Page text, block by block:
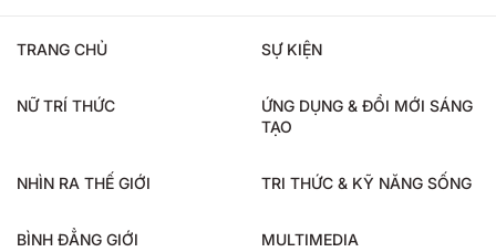
TRANG CHỦ SỰ KIỆN
NỮ TRÍ THỨC
ỨNG DỤNG & ĐỔI MỚI SÁNG
TẠO
NHÌN RA THẾ GIỚI TRI THỨC & KỸ NĂNG SỐNG
BÌNH ĐẲNG GIỚI MULTIMEDIA